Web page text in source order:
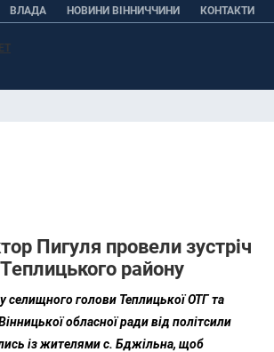
ВЛАДА НОВИНИ ВІННИЧЧИНИ КОНТАКТИ
Пигуля провели зустріч
району
селищного голови Теплицької ОТГ та
обласної ради від політсили
із жителями с. Бджільна, щоб